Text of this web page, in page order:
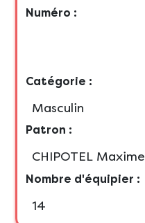
Numéro :
Catégorie :
Masculin
Patron :
CHIPOTEL Maxime
Nombre d'équipier :
14